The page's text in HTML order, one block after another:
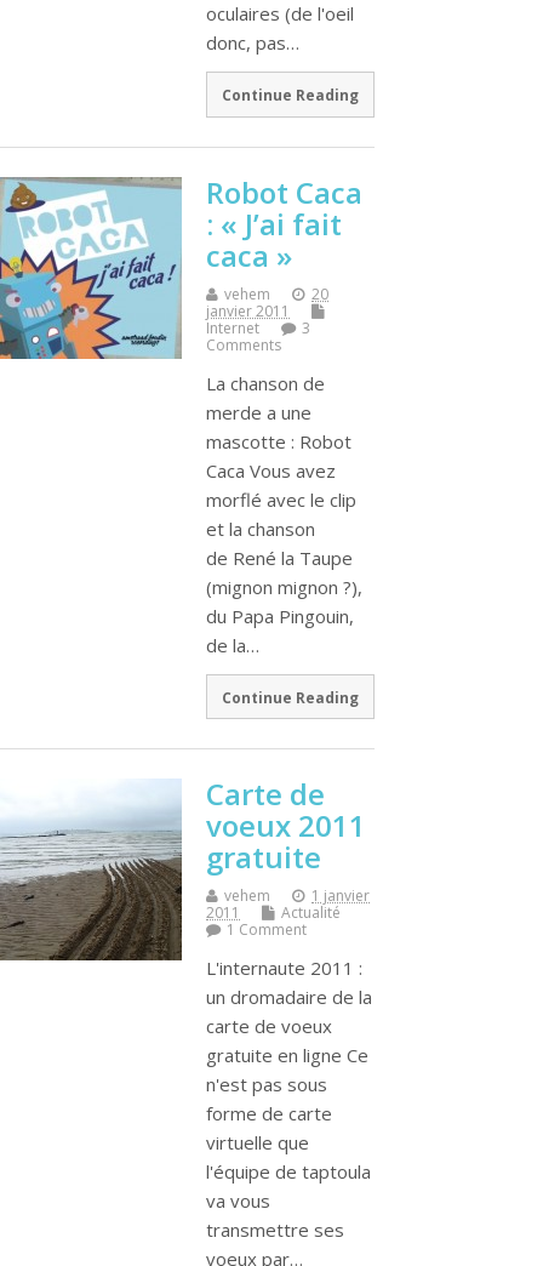
oculaires (de l'oeil
donc, pas…
Continue Reading
Robot Caca
: « J’ai fait
caca »
vehem
20
janvier 2011
Internet
3
Comments
La chanson de
merde a une
mascotte : Robot
Caca Vous avez
morflé avec le clip
et la chanson
de René la Taupe
(mignon mignon ?),
du Papa Pingouin,
de la…
Continue Reading
Carte de
voeux 2011
gratuite
vehem
1 janvier
2011
Actualité
1 Comment
L'internaute 2011 :
un dromadaire de la
carte de voeux
gratuite en ligne Ce
n'est pas sous
forme de carte
virtuelle que
l'équipe de taptoula
va vous
transmettre ses
voeux par…